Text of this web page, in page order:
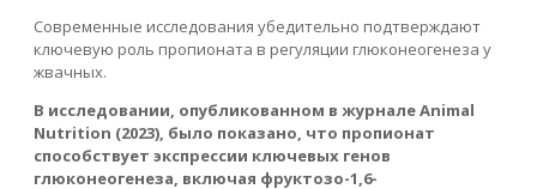
Современные исследования убедительно подтверждают
ключевую роль пропионата в регуляции глюконеогенеза у
жвачных.
В исследовании, опубликованном в журнале Animal
Nutrition (2023), было показано, что пропионат
способствует экспрессии ключевых генов
глюконеогенеза, включая фруктозо-1,6-